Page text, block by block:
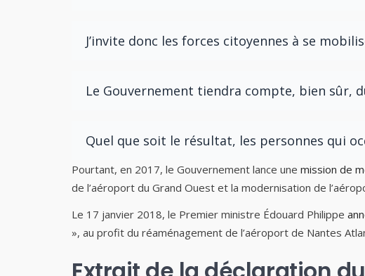
J’invite donc les forces citoyennes à se
Le Gouvernement tiendra compte, bien sûr,
Quel que soit le résultat, les personnes qui
Pourtant, en 2017, le Gouvernement lance une mission de
de l’aéroport du Grand Ouest et la modernisation de
Le 17 janvier 2018, le Premier ministre Édouard Philippe
», au profit du réaménagement de l’aéroport de Nantes